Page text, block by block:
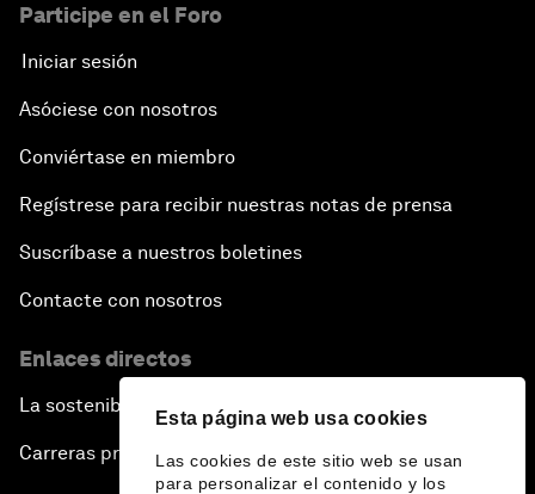
Esta página web usa cookies
Las cookies de este sitio web se usan
para personalizar el contenido y los
Participe en el Foro
Iniciar sesión
Asóciese con nosotros
Conviértase en miembro
Regístrese para recibir nuestras notas de prensa
Suscríbase a nuestros boletines
Contacte con nosotros
Enlaces directos
La sostenibilidad en el Foro
Carreras profesionales